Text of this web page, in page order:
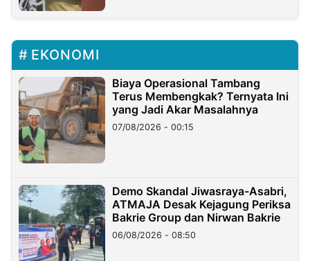
EKONOMI
Biaya Operasional Tambang
Terus Membengkak? Ternyata Ini
yang Jadi Akar Masalahnya
07/08/2026 - 00:15
Demo Skandal Jiwasraya-Asabri,
ATMAJA Desak Kejagung Periksa
Bakrie Group dan Nirwan Bakrie
06/08/2026 - 08:50